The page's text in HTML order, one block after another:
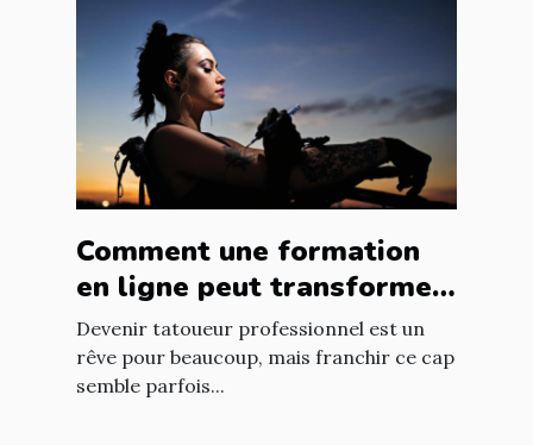
Comment une formation
en ligne peut transformer
les novices en tatoueurs
professionnels
Devenir tatoueur professionnel est un
rêve pour beaucoup, mais franchir ce cap
semble parfois...